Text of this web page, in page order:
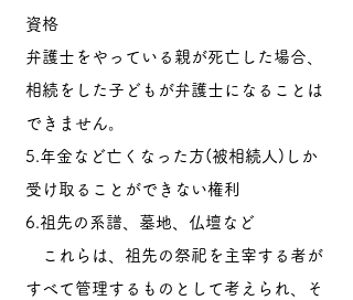
資格
弁護士をやっている親が死亡した場合、
相続をした子どもが弁護士になることは
できません。
5.年金など亡くなった方(被相続人)しか
受け取ることができない権利
6.祖先の系譜、墓地、仏壇など
これらは、祖先の祭祀を主宰する者が
すべて管理するものとして考えられ、そ